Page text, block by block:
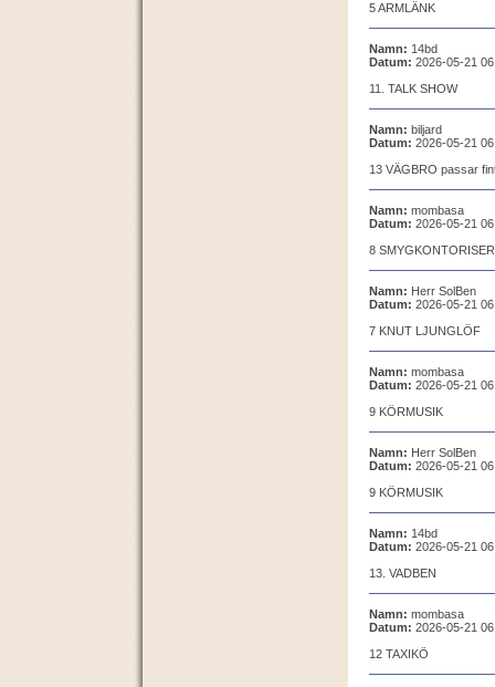
5 ARMLÄNK
Namn: 14bd
Datum: 2026-05-21
11. TALK SHOW
Namn: biljard
Datum: 2026-05-21
13 VÄGBRO passar
Namn: mombasa
Datum: 2026-05-21
8
Namn: Herr SolBen
Datum: 2026-05-21
7 KNUT LJUNGLÖF
Namn: mombasa
Datum: 2026-05-21
9 KÖRMUSIK
Namn: Herr SolBen
Datum: 2026-05-21
9 KÖRMUSIK
Namn: 14bd
Datum: 2026-05-21
13. VADBEN
Namn: mombasa
Datum: 2026-05-21
12 TAXIKÖ